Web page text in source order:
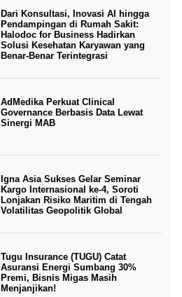
Dari Konsultasi, Inovasi AI hingga
Pendampingan di Rumah Sakit:
Halodoc for Business Hadirkan
Solusi Kesehatan Karyawan yang
Benar-Benar Terintegrasi
AdMedika Perkuat Clinical
Governance Berbasis Data Lewat
Sinergi MAB
Igna Asia Sukses Gelar Seminar
Kargo Internasional ke-4, Soroti
Lonjakan Risiko Maritim di Tengah
Volatilitas Geopolitik Global
Tugu Insurance (TUGU) Catat
Asuransi Energi Sumbang 30%
Premi, Bisnis Migas Masih
Menjanjikan!